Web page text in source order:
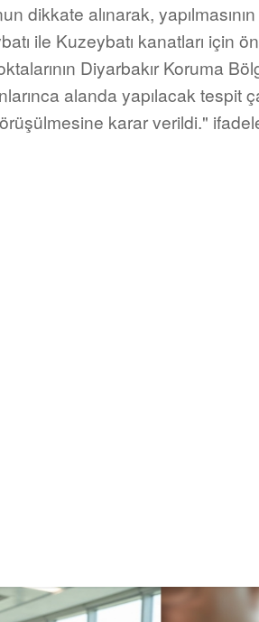
dikkate alınarak,
ile Kuzeybatı kanatları için
Diyarbakır Koruma
alanda yapılacak tespit
karar verildi."